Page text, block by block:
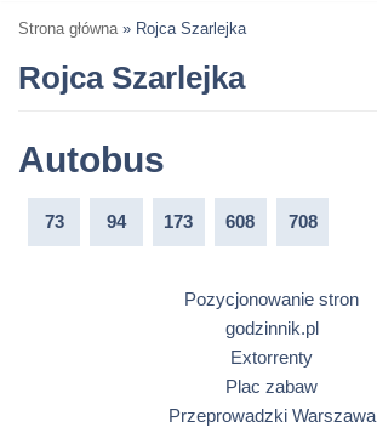
Strona główna » Rojca Szarlejka
Rojca Szarlejka
Autobus
73 94 173 608 708
Pozycjonowanie stron
godzinnik.pl
Extorrenty
Plac zabaw
Przeprowadzki Warszawa